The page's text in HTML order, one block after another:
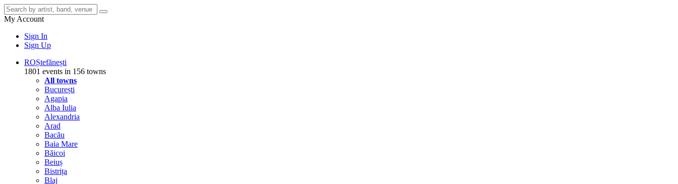
My Account
Sign In
Sign Up
ROȘtefănești
1801 events in 156 towns
All towns
București
Agapia
Alba Iulia
Alexandria
Arad
Bacău
Baia Mare
Băicoi
Beiuș
Bistrița
Blaj